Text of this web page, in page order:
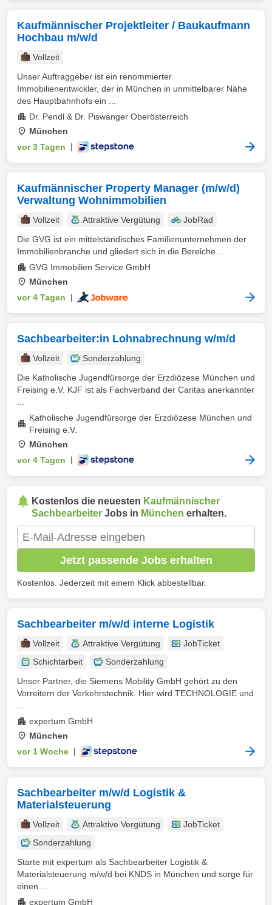
Kaufmännischer Projektleiter / Baukaufmann
Hochbau m/w/d
Vollzeit
Unser Auftraggeber ist ein renommierter
Immobilienentwickler, der in München in unmittelbarer Nähe
des Hauptbahnhofs ein ...
Dr. Pendl & Dr. Piswanger Oberösterreich
München
vor 3 Tagen
Kaufmännischer Property Manager (m/w/d)
Verwaltung Wohnimmobilien
Vollzeit Attraktive Vergütung
JobRad
Die GVG ist ein mittelständisches Familienunternehmen der
Immobilienbranche und gliedert sich in die Bereiche ...
GVG Immobilien Service GmbH
München
vor 4 Tagen
Sachbearbeiter:in Lohnabrechnung w/m/d
Vollzeit
Sonderzahlung
Die Katholische Jugendfürsorge der Erzdiözese München und
Freising e.V. KJF ist als Fachverband der Caritas anerkannter
Katholische Jugendfürsorge der Erzdiözese München und
Freising e.V.
München
vor 4 Tagen
Kostenlos die neuesten Kaufmännischer
Sachbearbeiter Jobs in München erhalten.
Jetzt passende Jobs erhalten
Kostenlos. Jederzeit mit einem Klick abbestellbar.
Sachbearbeiter m/w/d interne Logistik
Vollzeit Attraktive Vergütung
JobTicket
Schichtarbeit
Sonderzahlung
Unser Partner, die Siemens Mobility GmbH gehört zu den
Vorreitern der Verkehrstechnik. Hier wird TECHNOLOGIE und
expertum GmbH
München
vor 1 Woche
Sachbearbeiter m/w/d Logistik &
Materialsteuerung
Vollzeit Attraktive Vergütung
JobTicket
Sonderzahlung
Starte mit expertum als Sachbearbeiter Logistik &
Materialsteuerung m/w/d bei KNDS in München und sorge für
einen ...
expertum GmbH